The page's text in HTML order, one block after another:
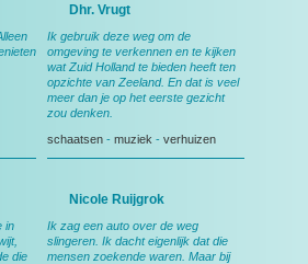
Dhr. Vrugt
Ik gebruik deze weg om de
omgeving te verkennen en te kijken
wat Zuid Holland te bieden heeft ten
opzichte van Zeeland. En dat is veel
meer dan je op het eerste gezicht
zou denken.
schaatsen - muziek - verhuizen
in
die
Nicole Ruijgrok
Ik zag een auto over de weg
slingeren. Ik dacht eigenlijk dat die
mensen zoekende waren. Maar bij